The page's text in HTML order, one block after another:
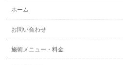
ホーム
お問い合わせ
施術メニュー・料金